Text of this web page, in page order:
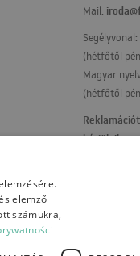
Mail:
Segélyvonal:
(hétfőtől
Magyar
(hétfőtől
kérjük ilyen
elemző
számukra,